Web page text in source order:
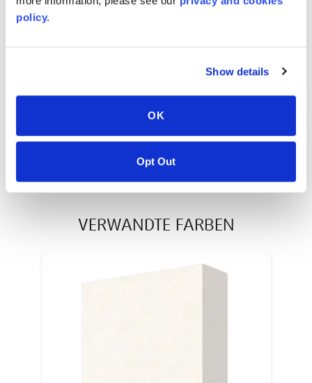
policy.
Show details
OK
Opt Out
Warranty
VERÖFFENTLICHUNGSDATUM:
VERWANDTE FARBEN